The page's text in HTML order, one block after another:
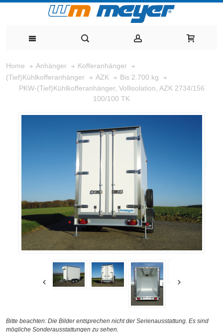
Home Anhänger
Kofferanhänger
(Tief)Kühlkofferanhänger
AZK
Bis 2.700 kg
PKW-(Tief)Kühlkofferanhänger, Vollisolation, AZK 2734/156
100/100 TK
Bitte beachten: Die Bilder entsprechen nicht der Serienausstattung. Es sind
mögliche Sonderausstattungen zu sehen.